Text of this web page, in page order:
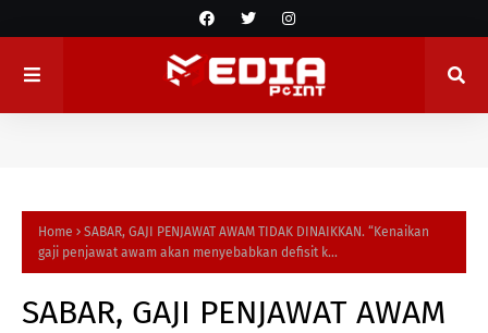
Home
SABAR, GAJI PENJAWAT AWAM TIDAK DINAIKKAN. “Kenaikan
gaji penjawat awam akan menyebabkan defisit k...
SABAR, GAJI PENJAWAT AWAM